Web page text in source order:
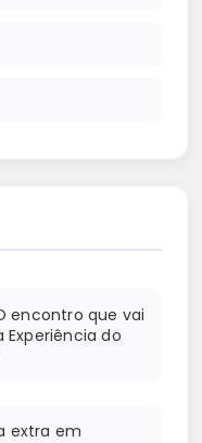
encontro que vai
do
extra em